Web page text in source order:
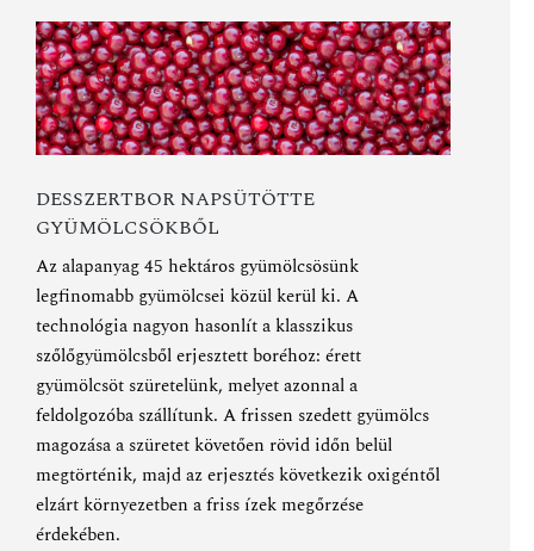
DESSZERTBOR NAPSÜTÖTTE
GYÜMÖLCSÖKBŐL
Az alapanyag 45 hektáros gyümölcsösünk
legfinomabb gyümölcsei közül kerül ki. A
technológia nagyon hasonlít a klasszikus
szőlőgyümölcsből erjesztett boréhoz: érett
gyümölcsöt szüretelünk, melyet azonnal a
feldolgozóba szállítunk. A frissen szedett gyümölcs
magozása a szüretet követően rövid időn belül
megtörténik, majd az erjesztés következik oxigéntől
elzárt környezetben a friss ízek megőrzése
érdekében.